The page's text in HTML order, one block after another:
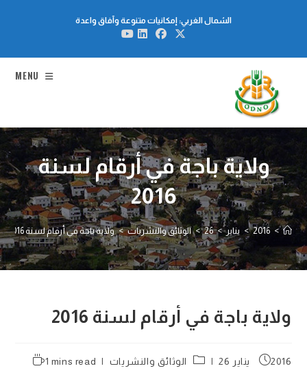
الشمال الغربي: إمكانيات متنوعة وآفاق واعدة
MENU
ولاية باجة في أرقام لسنة
2016
>
2016
> يناير >
26
> الوثائق والنشريات > ولاية باجة في أرقام لسنة 2016
ولاية باجة في أرقام لسنة 2016
Post
2016 يناير 26
Postالوثائق والنشريات
Reading
1 mins read